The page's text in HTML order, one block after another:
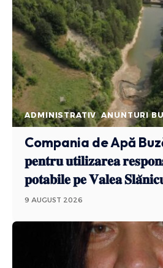
ADMINISTRATIV ANUNTURI
Compania de Apă
𝐩𝐞𝐧𝐭𝐫𝐮 𝐮𝐭𝐢𝐥𝐢𝐳𝐚𝐫𝐞𝐚
𝐩𝐨𝐭𝐚𝐛𝐢𝐥𝐞 𝐩𝐞 𝐕𝐚𝐥𝐞𝐚
9 AUGUST 2026